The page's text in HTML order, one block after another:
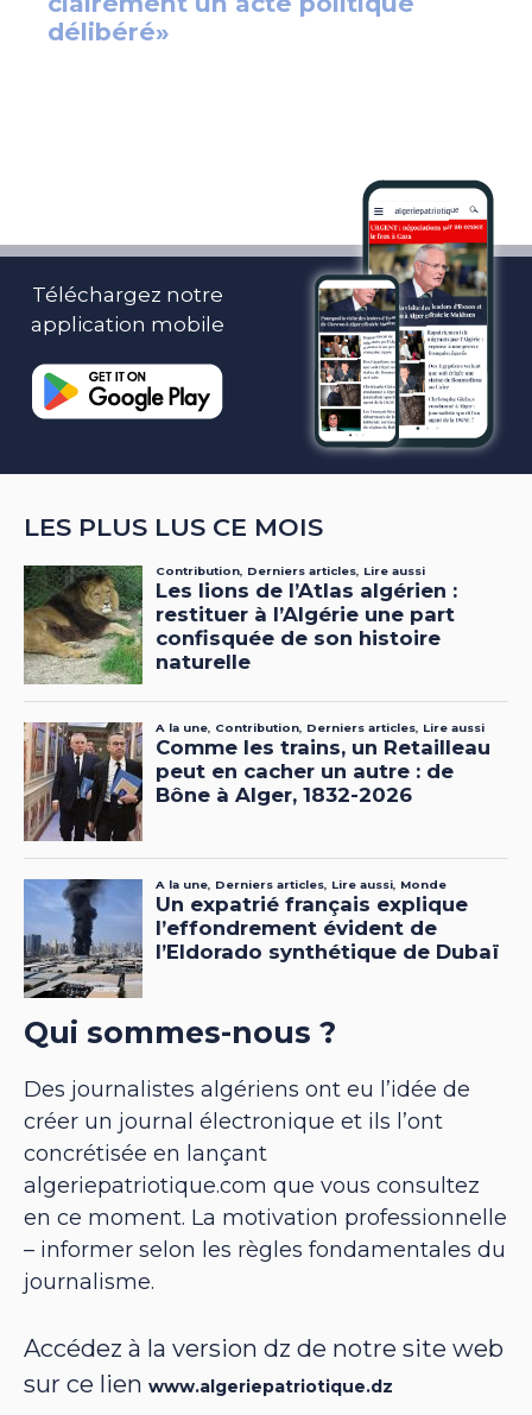
Téléchargez notre
application mobile
LES PLUS LUS CE MOIS
Qui sommes-nous ?
Des journalistes algériens ont eu l’idée de
créer un journal électronique et ils l’ont
concrétisée en lançant
algeriepatriotique.com que vous consultez
en ce moment. La motivation professionnelle
– informer selon les règles fondamentales du
journalisme.
Accédez à la version dz de notre site web
sur ce lien www.algeriepatriotique.dz